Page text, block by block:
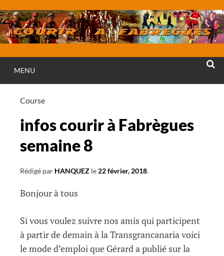
au
contenu
MENU
Course
infos courir à Fabrègues
semaine 8
Rédigé par HANQUEZ le 22 février, 2018.
Bonjour à tous
Si vous voulez suivre nos amis qui participent
à partir de demain à la Transgrancanaria voici
le mode d’emploi que Gérard a publié sur la